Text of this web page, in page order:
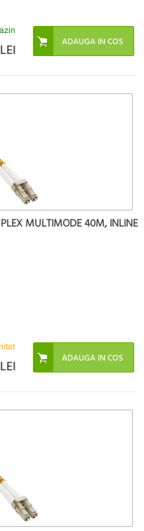
LEI
MULTIMODE 40M, INLINE
LEI